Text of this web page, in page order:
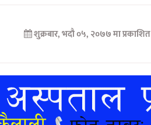
शुक्रबार, भदौ ०५, २०७७ मा प्रकाशित